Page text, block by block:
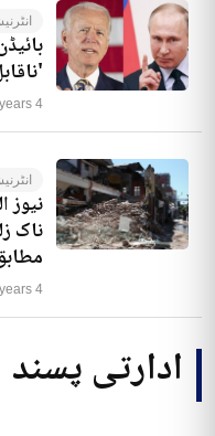
4 years پہلے
ناک
4 years پہلے
ادارتی پسند